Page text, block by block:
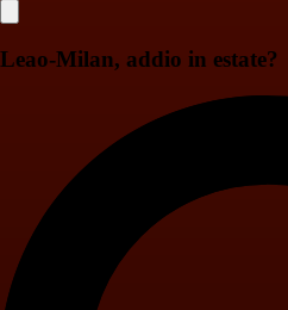
Leao-Milan, addio in estate?